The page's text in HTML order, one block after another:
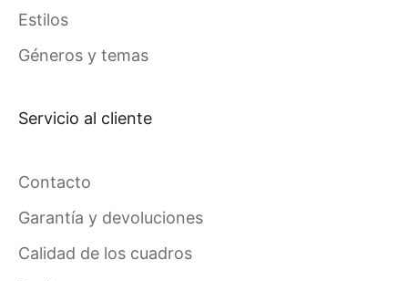
Estilos
Géneros y temas
Servicio al cliente
Contacto
Garantía y devoluciones
Calidad de los cuadros